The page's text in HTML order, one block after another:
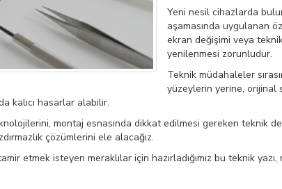
Yeni nesil cihazlarda
aşamasında uygulanan
ekran değişimi veya
yenilenmesi zorunludur.
Teknik müdahaleler
yüzeylerin yerine, orijinal
kalıcı hasarlar alabilir.
montaj esnasında dikkat edilmesi gereken teknik
çözümlerini ele alacağız.
etmek isteyen meraklılar için hazırladığımız bu teknik